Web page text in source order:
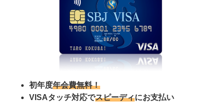
初年度年会費無料！
VISAタッチ対応でスピーディにお支払い